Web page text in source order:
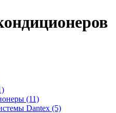
(11)
Dantex (5)